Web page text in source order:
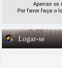
Apenas os
Por favor faça o
Logar-se